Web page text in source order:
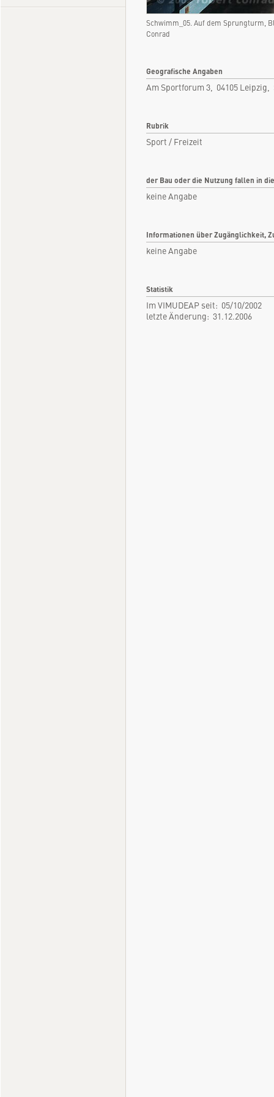
Schwimm_05. Auf dem Sprungturm,
Conrad
Geografische Angaben
Am Sportforum 3, 04105
Rubrik
Sport / Freizeit
der Bau oder die Nutzung fallen in
keine Angabe
Informationen über Zugänglichkeit,
keine Angabe
Statistik
Im VIMUDEAP seit: 05/10/2002
letzte Änderung: 31.12.2006